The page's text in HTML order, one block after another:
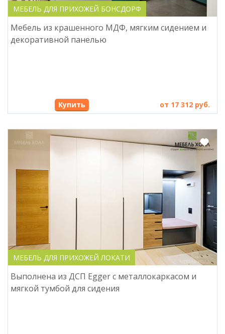
МЕБЕЛЬ ДЛЯ ПРИХОЖЕЙ БОНСДОРФ
Мебель из крашенного МДФ, мягким сидением и
декоративной панелью
Купить от 17 312 руб.
МЕБЕЛЬ ДЛЯ ПРИХОЖЕЙ ЛОКАТИ
Выполнена из ДСП Egger с металлокаркасом и
мягкой тумбой для сидения